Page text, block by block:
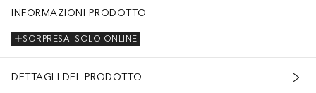
INFORMAZIONI PRODOTTO
SOLO ONLINE
SORPRESA
DETTAGLI DEL PRODOTTO